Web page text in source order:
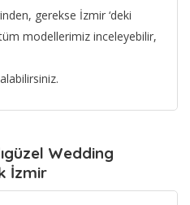
gerekse İzmir ‘deki
modellerimiz inceleyebilir,
alabilirsiniz.
Wedding
İzmir